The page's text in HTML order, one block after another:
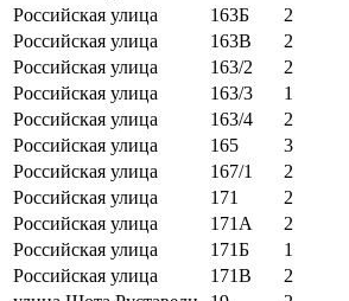
Российская улица
163Б
2
Российская улица
163В
2
Российская улица
163/2
2
Российская улица
163/3
1
Российская улица
163/4
2
Российская улица
165
3
Российская улица
167/1
2
Российская улица
171
2
Российская улица
171А
2
Российская улица
171Б
1
Российская улица
171В
2